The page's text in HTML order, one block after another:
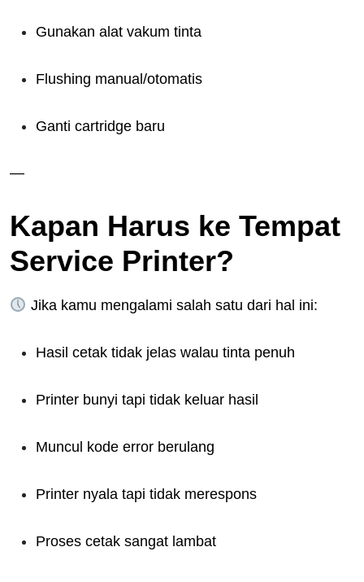
Gunakan alat vakum tinta
Flushing manual/otomatis
Ganti cartridge baru
—
Kapan Harus ke Tempat
Service Printer?
Jika kamu mengalami salah satu dari hal ini:
Hasil cetak tidak jelas walau tinta penuh
Printer bunyi tapi tidak keluar hasil
Muncul kode error berulang
Printer nyala tapi tidak merespons
Proses cetak sangat lambat